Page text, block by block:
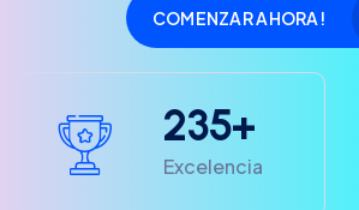
COMENZAR AHORA!
235+
Excelencia